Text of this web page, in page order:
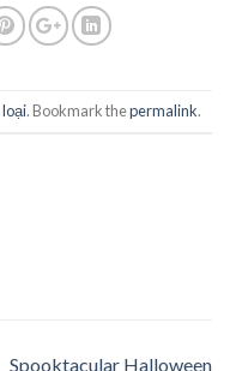
. Bookmark thepermalink.
Spooktacular Halloween